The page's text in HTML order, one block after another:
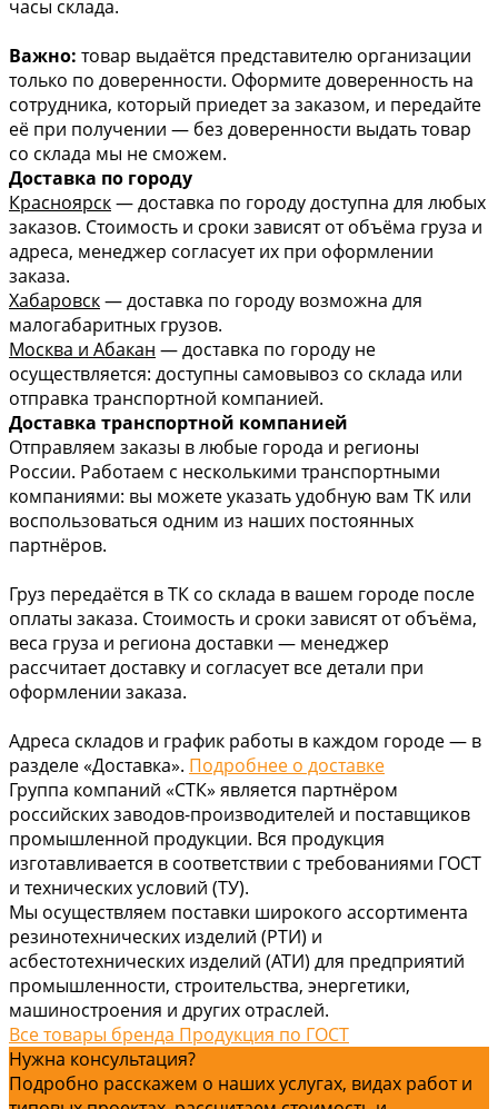
часы склада.
Важно: товар выдаётся представителю организации
только по доверенности. Оформите доверенность на
сотрудника, который приедет за заказом, и передайте
её при получении — без доверенности выдать товар
со склада мы не сможем.
Доставка по городу
Красноярск— доставка по городу доступна для любых
заказов. Стоимость и сроки зависят от объёма груза и
адреса, менеджер согласует их при оформлении
заказа.
Хабаровск— доставка по городу возможна для
малогабаритных грузов.
Москва и Абакан — доставка по городу не
осуществляется: доступны самовывоз со склада или
отправка транспортной компанией.
Доставка транспортной компанией
Отправляем заказы в любые города и регионы
России. Работаем с несколькими транспортными
компаниями: вы можете указать удобную вам ТК или
воспользоваться одним из наших постоянных
партнёров.
Груз передаётся в ТК со склада в вашем городе после
оплаты заказа. Стоимость и сроки зависят от объёма,
веса груза и региона доставки — менеджер
рассчитает доставку и согласует все детали при
оформлении заказа.
Адреса складов и график работы в каждом городе — в
разделе «Доставка». Подробнее о доставке
Группа компаний «СТК» является партнёром
российских заводов-производителей и поставщиков
промышленной продукции. Вся продукция
изготавливается в соответствии с требованиями ГОСТ
и технических условий (ТУ).
Мы осуществляем поставки широкого ассортимента
резинотехнических изделий (РТИ) и
асбестотехнических изделий (АТИ) для предприятий
промышленности, строительства, энергетики,
машиностроения и других отраслей.
Все товары бренда Продукция по ГОСТ
Нужна консультация?
Подробно расскажем о наших услугах, видах работ и